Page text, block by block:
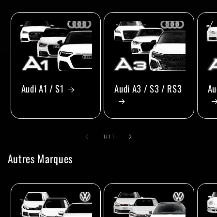
Audi A1 / S1 Audi A3 / S3 / RS3
1 /de
11
Autres Marques